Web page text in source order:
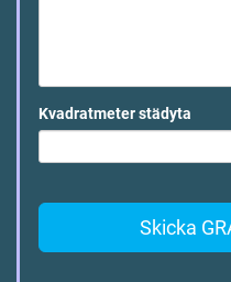
Kvadratmeter städyta
Skicka